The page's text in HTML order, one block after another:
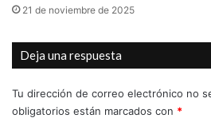
21 de noviembre de 2025
Deja una respuesta
Tu dirección de correo electrónico no
obligatorios están marcados con *